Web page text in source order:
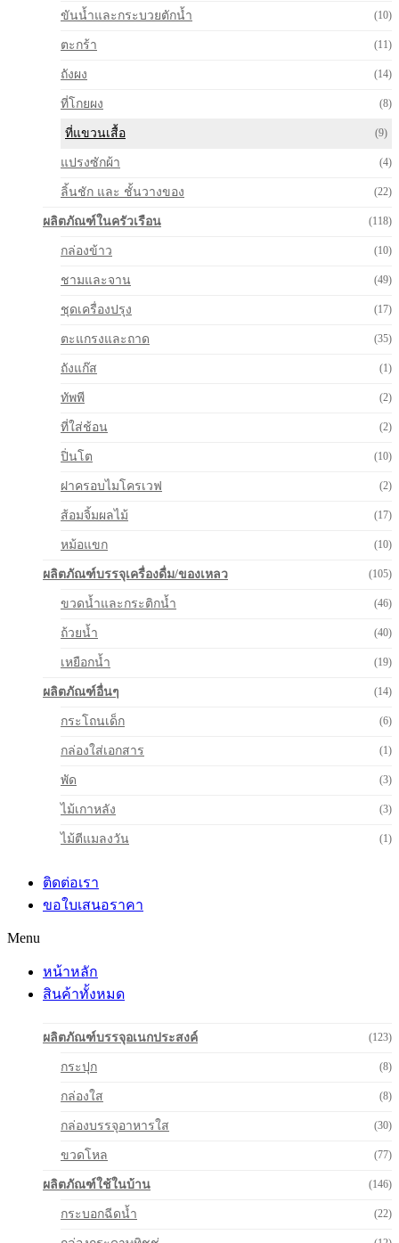
ขันน้ำและกระบวยตักน้ำ (10)
ตะกร้า (11)
ถังผง (14)
ที่โกยผง (8)
ที่แขวนเสื้อ (9)
แปรงซักผ้า (4)
ลิ้นชัก และ ชั้นวางของ (22)
ผลิตภัณฑ์ในครัวเรือน (118)
กล่องข้าว (10)
ชามและจาน (49)
ชุดเครื่องปรุง (17)
ตะแกรงและถาด (35)
ถังแก๊ส (1)
ทัพพี (2)
ที่ใส่ช้อน (2)
ปิ่นโต (10)
ฝาครอบไมโครเวฟ (2)
ส้อมจิ้มผลไม้ (17)
หม้อแขก (10)
ผลิตภัณฑ์บรรจุเครื่องดื่ม/ของเหลว (105)
ขวดน้ำและกระติกน้ำ (46)
ถ้วยน้ำ (40)
เหยือกน้ำ (19)
ผลิตภัณฑ์อื่นๆ (14)
กระโถนเด็ก (6)
กล่องใส่เอกสาร (1)
พัด (3)
ไม้เกาหลัง (3)
ไม้ตีแมลงวัน (1)
ติดต่อเรา
ขอใบเสนอราคา
Menu
หน้าหลัก
สินค้าทั้งหมด
ผลิตภัณฑ์บรรจุอเนกประสงค์ (123)
กระปุก (8)
กล่องใส (8)
กล่องบรรจุอาหารใส (30)
ขวดโหล (77)
ผลิตภัณฑ์ใช้ในบ้าน (146)
กระบอกฉีดน้ำ (22)